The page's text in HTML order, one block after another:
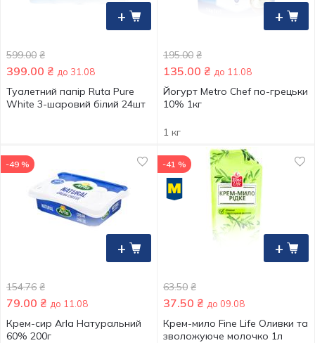
+
599.00 ₴
399.00 ₴ до 31.08
Туалетний папір Ruta Pure
White 3-шаровий білий 24шт
+
195.00 ₴
135.00 ₴ до 11.08
Йогурт Metro Chef по-грецьки
10% 1кг
1 кг
+
-49 %
154.76 ₴
79.00 ₴ до 11.08
Крем-сир Arla Натуральний
60% 200г
+
-41 %
63.50 ₴
37.50 ₴ до 09.08
Крем-мило Fine Life Оливки та
зволожуюче молочко 1л